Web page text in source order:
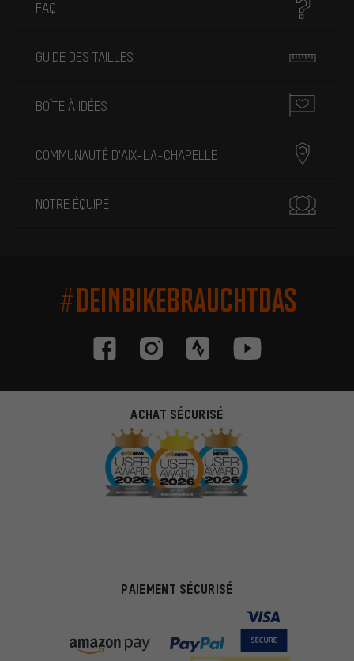
FAQ
GUIDE DES TAILLES
BOÎTE À IDÉES
COMMUNAUTÉ D'AIX-LA-CHAPELLE
NOTRE ÉQUIPE
#DEINBIKEBRAUCHTDAS
ACHAT SÉCURISÉ
PAIEMENT SÉCURISÉ
Au lieu de pubs au hasard, nous afficherons des offres plus